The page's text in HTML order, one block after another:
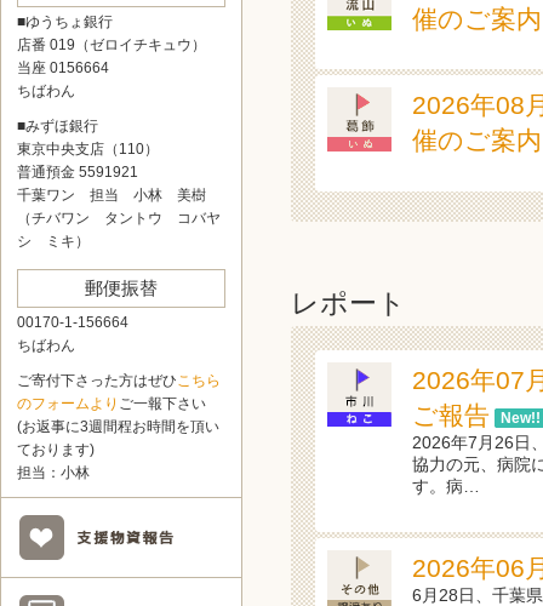
催のご案内
2026年08
催のご案内
レポート
2026年07
ご報告
New!!
2026年7月26日
協力の元、病院
す。病…
2026年06
6月28日、千葉
■ゆうちょ銀行
店番 019（ゼロイチキュウ）
当座 0156664
ちばわん
■みずほ銀行
東京中央支店（110）
普通預金 5591921
千葉ワン 担当 小林 美樹
（チバワン タントウ コバヤ
シ ミキ）
郵便振替
00170-1-156664
ちばわん
ご寄付下さった方はぜひこちら
のフォームより ご一報下さい
(お返事に3週間程お時間を頂い
ております)
担当：小林